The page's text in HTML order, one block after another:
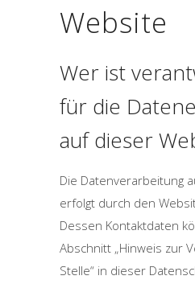
Website
Wer ist
für die
auf dieser
Die Datenverarbeitung
erfolgt durch den
Dessen Kontaktdaten
Abschnitt „Hinweis zur
Stelle“ in dieser